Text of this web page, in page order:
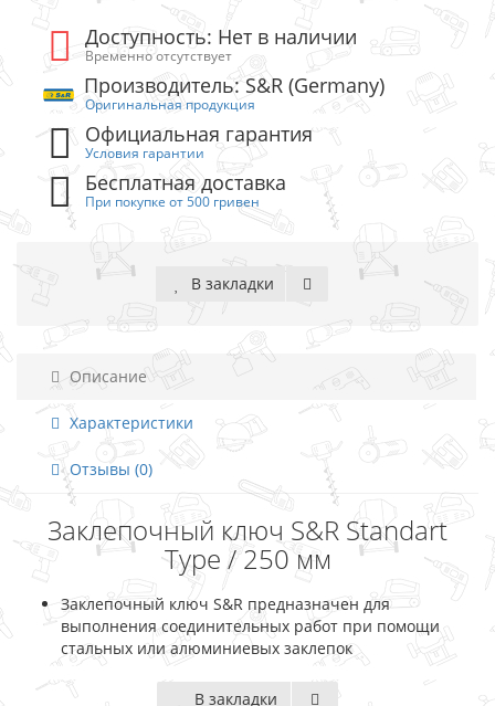
Доступность: Нет в наличии
Временно отсутствует
Производитель: S&R (Germany)
Оригинальная продукция
Официальная гарантия
Условия гарантии
Бесплатная доставка
При покупке от 500 гривен
В закладки
Описание
Характеристики
Отзывы (0)
Заклепочный ключ S&R Standart
Type / 250 мм
Заклепочный ключ S&R предназначен для
выполнения соединительных работ при помощи
стальных или алюминиевых заклепок
В закладки